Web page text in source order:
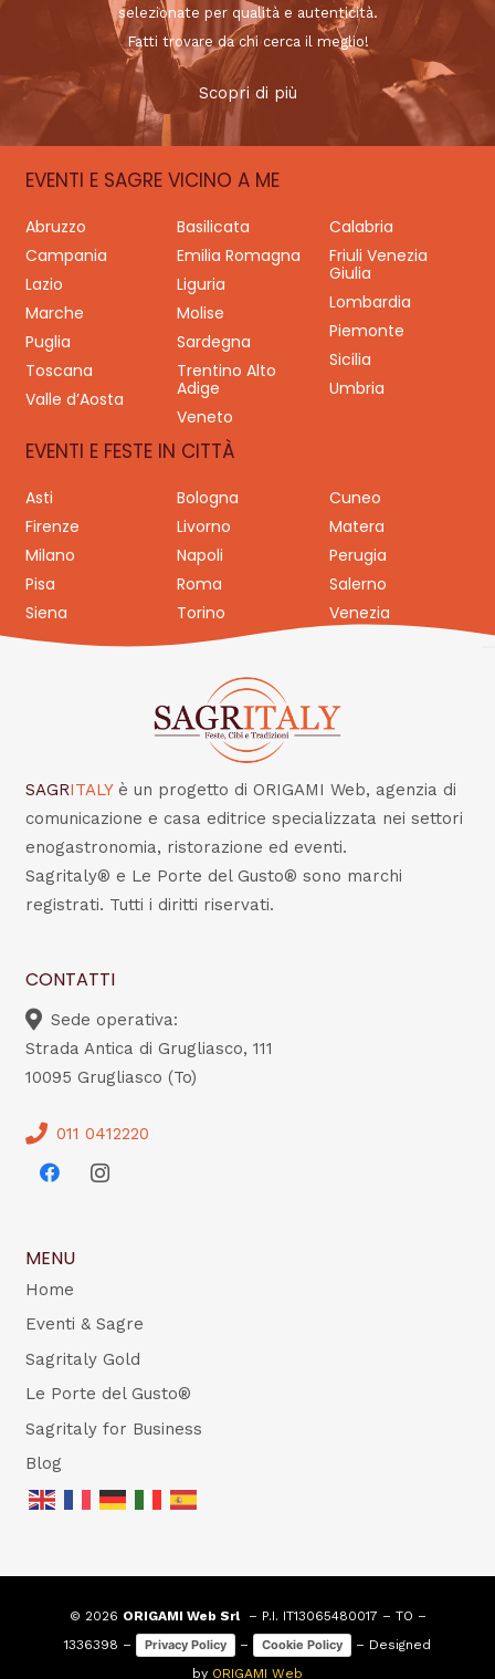
selezionate per qualità e autenticità.
Fatti trovare da chi cerca il meglio!
Scopri di più
EVENTI E SAGRE VICINO A ME
Abruzzo Basilicata
Calabria
Campania
Emilia Romagna
Friuli Venezia
Giulia
Lazio
Liguria
Lombardia
Marche
Molise
Piemonte
Puglia
Sardegna
Sicilia
Toscana
Trentino Alto
Adige
Umbria
Valle d’Aosta
Veneto
EVENTI E FESTE IN CITTÀ
Asti Bologna
Cuneo
Firenze
Livorno
Matera
Milano
Napoli
Perugia
Pisa
Roma
Salerno
Siena
Torino Venezia
SAGRITALY è un progetto di ORIGAMI Web, agenzia di
comunicazione e casa editrice specializzata nei settori
enogastronomia, ristorazione ed eventi.
Sagritaly® e Le Porte del Gusto® sono marchi
registrati. Tutti i diritti riservati.
CONTATTI
Sede operativa:
Strada Antica di Grugliasco, 111
10095 Grugliasco (To)
011 0412220
MENU
Home
Eventi & Sagre
Sagritaly Gold
Le Porte del Gusto®
Sagritaly for Business
Blog
© 2026 ORIGAMI Web Srl– P.I. IT13065480017 – TO –
1336398 –
Privacy Policy – Cookie Policy
– Designed
by ORIGAMI Web